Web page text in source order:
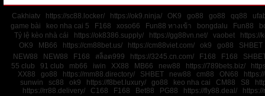
Cakhiatv https://sc88.locker/ https://ok9.ninja/ OK9 go88 go88 qq88
game bài
keo nha cai 5 F168 xoso66 Fun88 ทางเข้า bongdalu Fun88
Tỷ lệ kèo nhà cái
https://ok8386.supply/ https://gg88vn.net/ vaobet
https://
OK9
MB66 https://cm88bet.us/ https://cm88viet.com/ ok9 go88
SHBET
NEW88
NEW88 F168 สล็อต999 https://3245.cn.com/ F168 F168
55 club
91 club mb66 iwin XX88 MB66 new88 https://789bets.biz/
XX88
go88 https://mm88.directory/ SHBET new88 cm88 ON68
sunwin
sc88 ok9 https://f8bet.luxury/ go88 keo nha cai CM88 S8
https://rr88.delivery/
C168 F168 Bet88 PG88 https://fly88.deal/